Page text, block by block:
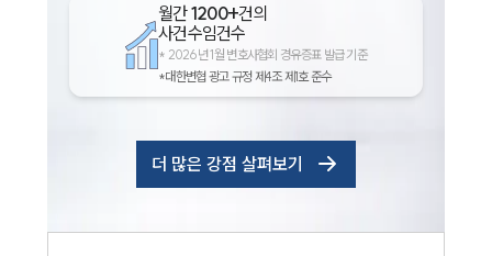
월간1200+건의
사건수임건수
* 2026년 1월 변호사협회 경유증표 발급 기준
*대한변협 광고 규정 제4조 제1호 준수
더 많은 강점 살펴보기